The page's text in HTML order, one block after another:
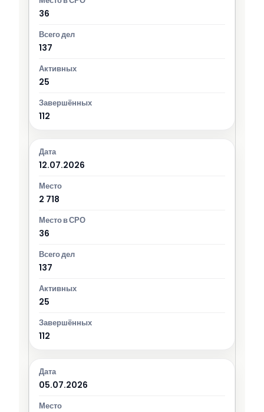
36
137
25
112
12.07.2026
2 718
36
137
25
112
05.07.2026